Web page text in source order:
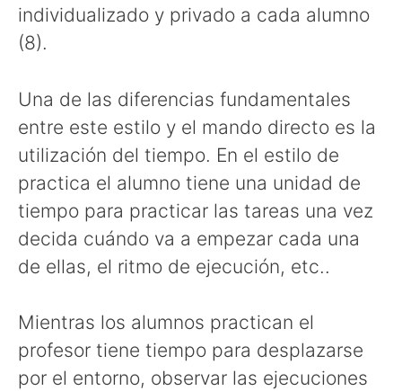
individualizado y privado a cada alumno
(8).
Una de las diferencias fundamentales
entre este estilo y el mando directo es la
utilización del tiempo. En el estilo de
practica el alumno tiene una unidad de
tiempo para practicar las tareas una vez
decida cuándo va a empezar cada una
de ellas, el ritmo de ejecución, etc..
Mientras los alumnos practican el
profesor tiene tiempo para desplazarse
por el entorno, observar las ejecuciones